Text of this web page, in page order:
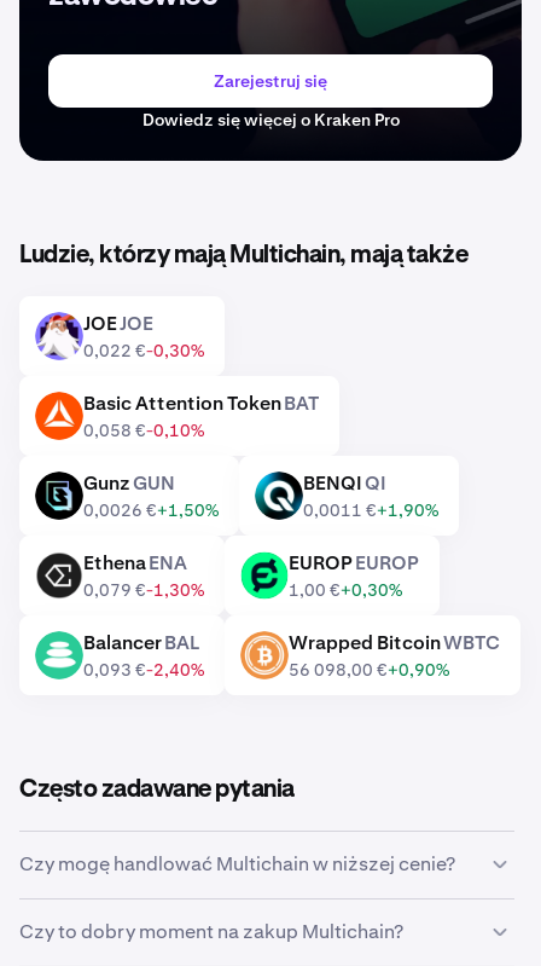
Zarejestruj się
Dowiedz się więcej o Kraken Pro
Ludzie, którzy mają Multichain, mają także
JOE JOEJOE
0,022 €-0,30%
BAT Basic Attention TokenBAT
0,058 €-0,10%
GUN GunzGUN
0,0026 €+1,50%
QI BENQIQI
0,0011 €+1,90%
ENA EthenaENA
0,079 €-1,30%
EUROP EUROPEUROP
1,00 €+0,30%
BAL BalancerBAL
0,093 €-2,40%
WBTC Wrapped BitcoinWBTC
56 098,00 €+0,90%
Często zadawane pytania
Czy mogę handlować Multichain w niższej cenie?
niestandardowe, aby automatycznie kupić Multichain,
Czy to dobry moment na zakup Multichain?